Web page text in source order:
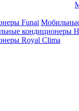
Funai
кондиционеры
Royal Clima